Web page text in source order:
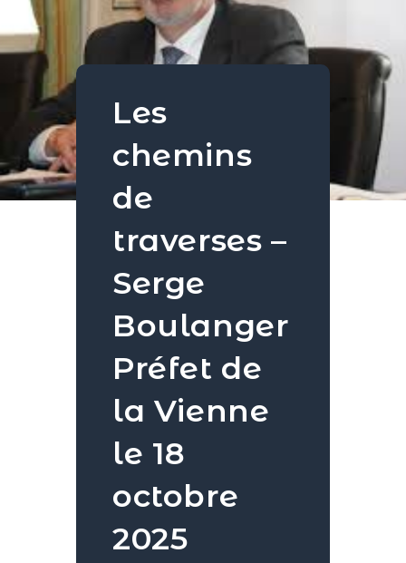
Les
chemins
de
traverses –
Serge
Boulanger
Préfet de
la Vienne
le 18
octobre
2025